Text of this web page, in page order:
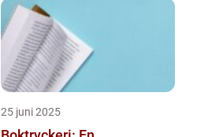
25 juni 2025